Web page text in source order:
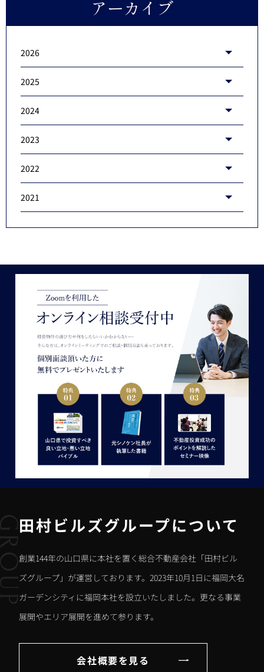
アーカイブ
2026
2025
2024
2023
2022
2021
田村ビルズグループについて
創業144年の山口県に本社を置く総合不動産会社「田村ビル
ズグループ」が運営しております。2023年10月1日に福岡大名
ガーデンシティに福岡本社を設立いたしました。更なる事業
展開やエリア展開を進めて参ります。
会社概要を見る